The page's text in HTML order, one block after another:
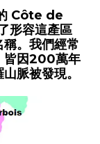
Côte de
形容這產區
。我們經常
皆因200萬年
脈被發現。